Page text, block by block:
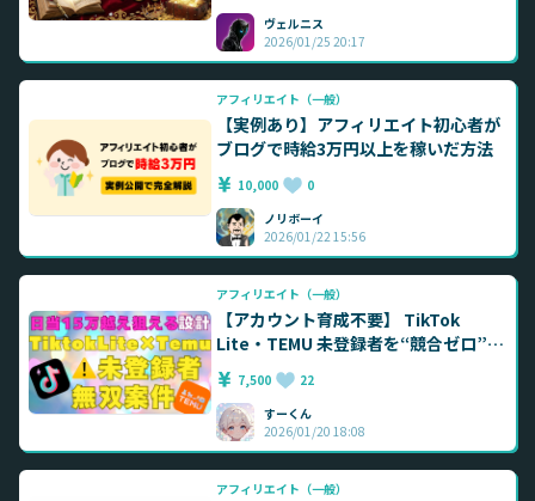
ヴェルニス
2026/01/25 20:17
アフィリエイト（一般）
【実例あり】アフィリエイト初心者が
ブログで時給3万円以上を稼いだ方法
10,000
0
ノリボーイ
2026/01/22 15:56
アフィリエイト（一般）
【アカウント育成不要】 TikTok
Lite・TEMU 未登録者を“競合ゼロ”で
独占する方法
7,500
22
すーくん
2026/01/20 18:08
アフィリエイト（一般）